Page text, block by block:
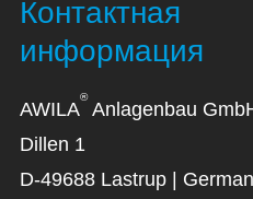
Контактная
информация
AWILA
®
Anlagenbau
Dillen 1
D-49688 Lastrup |